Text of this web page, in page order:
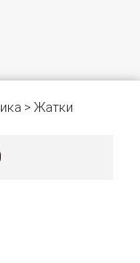
> Жатки